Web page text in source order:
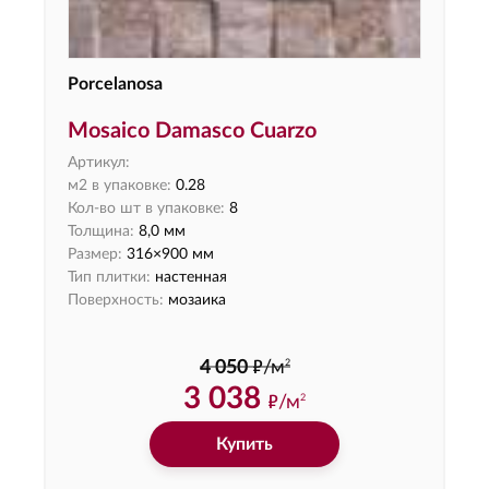
Porcelanosa
Mosaico Damasco Cuarzo
Артикул:
м2 в упаковке: 0.28
Кол-во шт в упаковке: 8
Толщина: 8,0 мм
Размер: 316×900 мм
Тип плитки: настенная
Поверхность: мозаика
4 050 ф/м2
3 038 ф/м2
Купить